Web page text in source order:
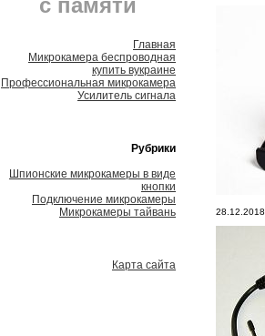
с памяти
Главная
Микрокамера беспроводная
купить вукраине
Профессиональная микрокамера
Усилитель сигнала
Рубрики
Шпионские микрокамеры в виде
кнопки
Подключение микрокамеры
Микрокамеры тайвань
Карта сайта
28.12.2018